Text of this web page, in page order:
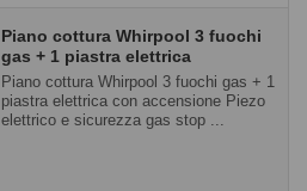
Piano cottura Whirpool 3 fuochi
gas + 1 piastra elettrica
Piano cottura Whirpool 3 fuochi gas + 1
piastra elettrica con accensione Piezo
elettrico e sicurezza gas stop ...